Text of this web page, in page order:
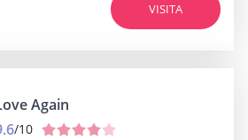
VISITA
Again
/10